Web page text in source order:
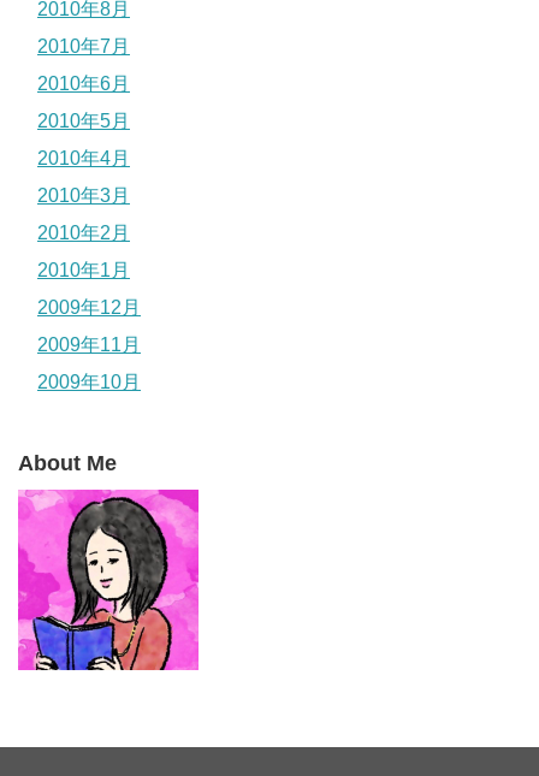
2010年8月
2010年7月
2010年6月
2010年5月
2010年4月
2010年3月
2010年2月
2010年1月
2009年12月
2009年11月
2009年10月
About Me